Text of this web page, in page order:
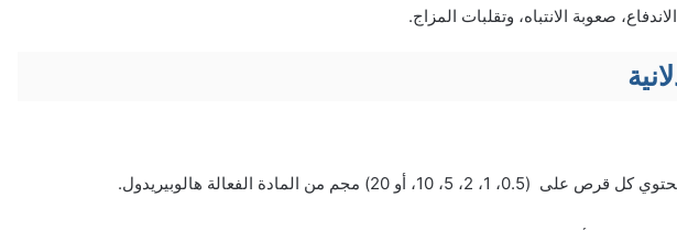
صعوبة الانتباه، وتقلبات المزاج.